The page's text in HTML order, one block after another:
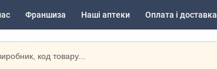
Франшиза Наші аптеки Оплата і доставка